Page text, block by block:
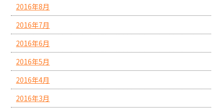
2016年8月
2016年7月
2016年6月
2016年5月
2016年4月
2016年3月